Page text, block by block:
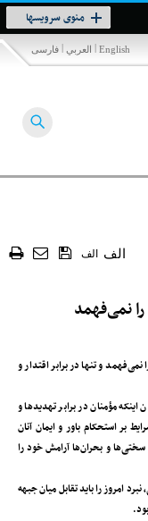
منوی سرویسها
Toggle
navigation
فارسی | العربي | English
الف الف
نمی‌فهمد
و تنها در برابر اقتدار و
مؤمنان در برابر تهدیدها و
بر استحکام باور و ایمان آنان
سختی‌ها و بحران‌ها آرامش خود را
امروز را باید تقابل میان جبهه